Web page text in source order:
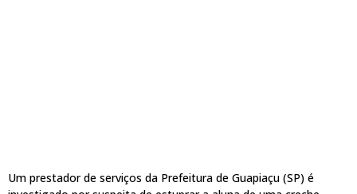
Um prestador de serviços da Prefeitura de Guapiaçu (SP) é